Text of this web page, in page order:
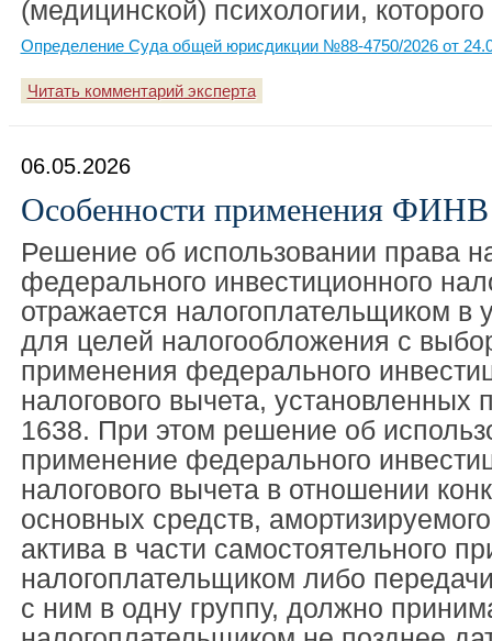
(медицинской) психологии, которого
Определение Суда общей юрисдикции №88-4750/2026 от
Читать комментарий эксперта
06.05.2026
Особенности применения ФИНВ
Решение об использовании права
федерального инвестиционного
отражается налогоплательщиком в
для целей налогообложения с
применения федерального
налогового вычета,
1638. При этом решение об
применение федерального
налогового вычета в отношении
основных средств,
актива в части самостоятельного
налогоплательщиком либо
с ним в одну группу, должно